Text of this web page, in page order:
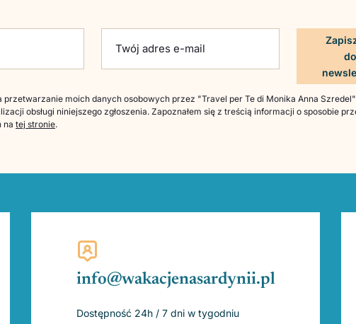
Twój adres e-mail
przetwarzanie moich danych osobowych przez "Travel per Te di Monika Anna
obsługi niniejszego zgłoszenia. Zapoznałem się z treścią informacji o sposobie
na tej stronie.
info@wakacjenasardynii.pl
Dostępność 24h / 7 dni w tygodniu